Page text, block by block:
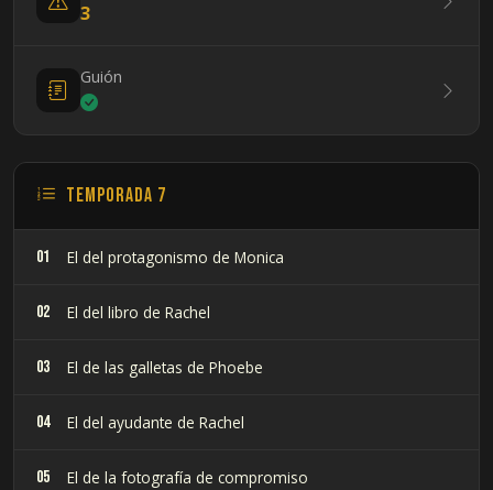
3
Guión
Temporada 7
01 El del protagonismo de Monica
02 El del libro de Rachel
03 El de las galletas de Phoebe
04 El del ayudante de Rachel
05 El de la fotografía de compromiso